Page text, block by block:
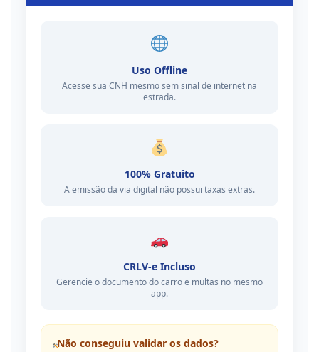
Uso Offline
Acesse sua CNH mesmo sem sinal de internet na
estrada.
100% Gratuito
A emissão da via digital não possui taxas extras.
CRLV-e Incluso
Gerencie o documento do carro e multas no mesmo
app.
Não conseguiu validar os dados?